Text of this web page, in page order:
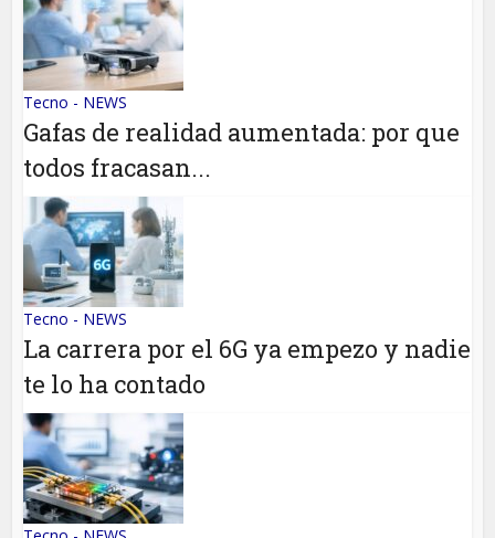
Tecno - NEWS
Gafas de realidad aumentada: por que
todos fracasan...
Tecno - NEWS
La carrera por el 6G ya empezo y nadie
te lo ha contado